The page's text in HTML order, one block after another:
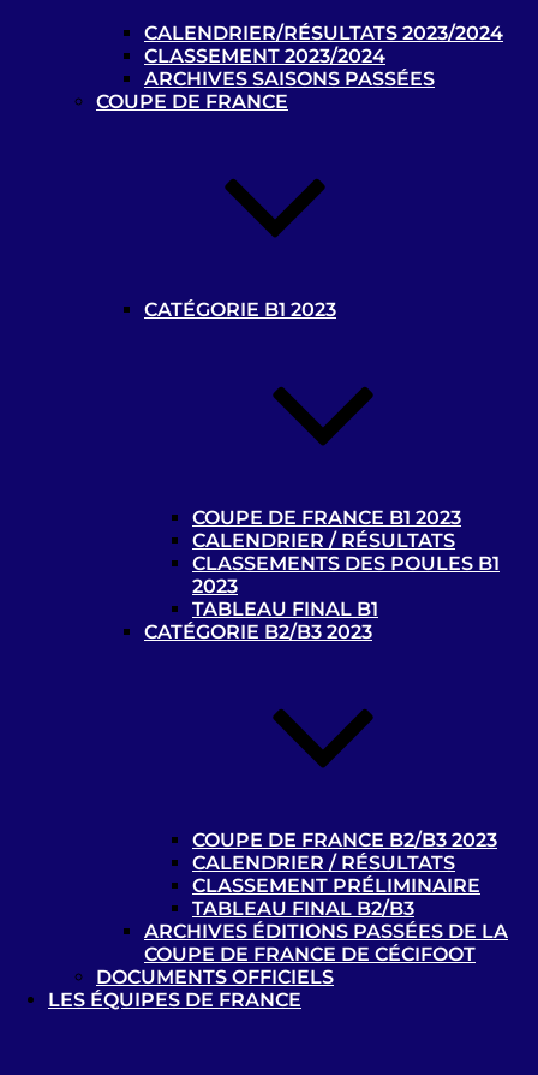
CALENDRIER/RÉSULTATS 2023/2024
CLASSEMENT 2023/2024
ARCHIVES SAISONS PASSÉES
COUPE DE FRANCE
CATÉGORIE B1 2023
COUPE DE FRANCE B1 2023
CALENDRIER / RÉSULTATS
CLASSEMENTS DES POULES B1
2023
TABLEAU FINAL B1
CATÉGORIE B2/B3 2023
COUPE DE FRANCE B2/B3 2023
CALENDRIER / RÉSULTATS
CLASSEMENT PRÉLIMINAIRE
TABLEAU FINAL B2/B3
ARCHIVES ÉDITIONS PASSÉES DE LA
COUPE DE FRANCE DE CÉCIFOOT
DOCUMENTS OFFICIELS
LES ÉQUIPES DE FRANCE
Nos partenaires
Partenaires de la Commission Cécifoot
Handisport
Contacts et liens utiles
Liens utiles
Ressources documentaires : tous les
structure désireuse d’accueillir des sportifs
Centre de Ressourcesde la Fédération Française
Photothèque “Cécifoot”